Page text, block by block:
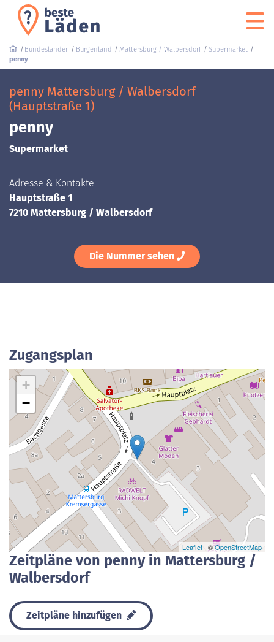
Bundesländer Burgenland Mattersburg / Walbersdorf
Supermarket
penny
penny Mattersburg / Walbersdorf
(Hauptstraße 1)
penny
Supermarket
Adresse & Kontakte
Hauptstraße 1
7210 Mattersburg / Walbersdorf
Die Nummer sehen
Zugangsplan
+
−
Leaflet | ©OpenStreetMap
Zeitpläne von penny in Mattersburg /
Walbersdorf
Zeitpläne hinzufügen